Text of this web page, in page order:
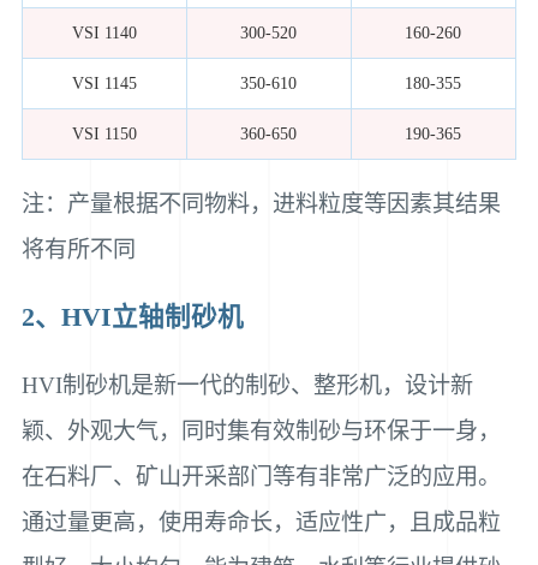
VSI 1140 300-520 160-260
VSI 1145 350-610 180-355
VSI 1150 360-650 190-365
注：产量根据不同物料，进料粒度等因素其结果
将有所不同
2、HVI立轴制砂机
HVI制砂机是新一代的制砂、整形机，设计新
颖、外观大气，同时集有效制砂与环保于一身，
在石料厂、矿山开采部门等有非常广泛的应用。
通过量更高，使用寿命长，适应性广，且成品粒